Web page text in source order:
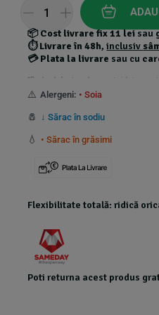
customer
ratings
📦Cost livrare fix 11 leisau
⏱️Livrare în 48h,inclusiv
💳Plata la livrare sau cu
*Produsele foarte grele au costuri de
⚠️ Alergeni: • Soia
🧂 ↓ Sărac în sodiu
💧 • Sărac în grăsimi
Flexibilitate totală: ridică
Poti returna acest produs